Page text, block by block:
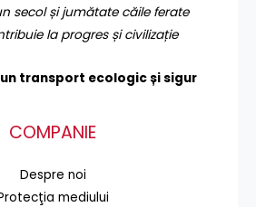
secol și jumătate căile ferate
la progres și civilizație
transport ecologic și sigur
COMPANIE
Despre noi
mediului